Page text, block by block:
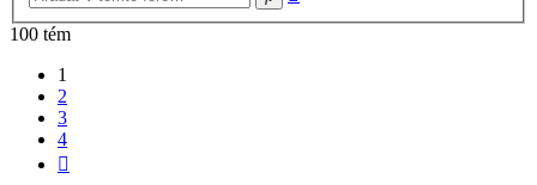
100 tém
1
2
3
4